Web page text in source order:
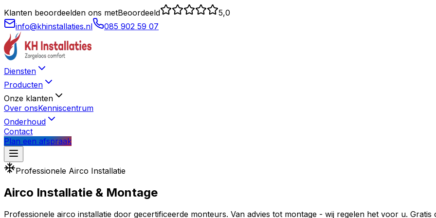
Klanten beoordeelden ons metBeoordeeld
5,0
info@khinstallaties.nl
085 902 59 07
Diensten
Producten
Onze klanten
Over onsKenniscentrum
Onderhoud
Contact
Plan een afspraak
Professionele Airco Installatie
Airco Installatie & Montage
Professionele airco installatie door gecertificeerde monteurs. Van advies tot montage - wij regelen het voor u. Gratis